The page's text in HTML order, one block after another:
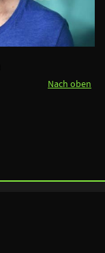
Nach oben